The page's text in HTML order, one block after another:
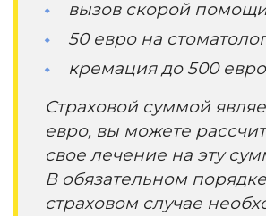
вызов скорой
50 евро на
кремация до 500
Страховой суммой
евро, вы можете
свое лечение на эту
В обязательном
страховом случае